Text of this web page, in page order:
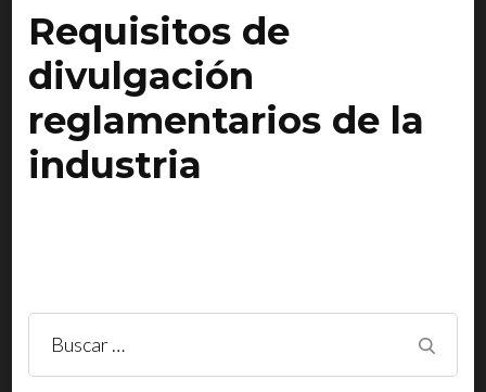
Requisitos de
divulgación
reglamentarios de la
industria
Buscar: